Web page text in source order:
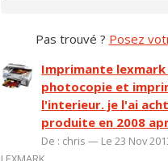
Pas trouvé ? Posez
Imprimante
photocopie et
l'interieur. je l'ai
produite en 2008
De : chris — Le 23 Nov